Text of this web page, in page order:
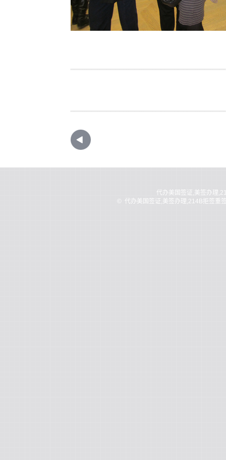
代办美国签证,美签办理
代办美国签证,美签办理,214B拒签重